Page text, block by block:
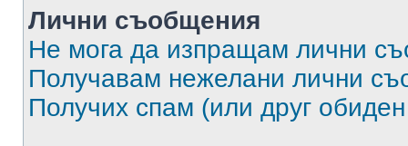
Лични съобщения
Не мога да изпращам лични
Получавам нежелани лични
Получих спам (или друг